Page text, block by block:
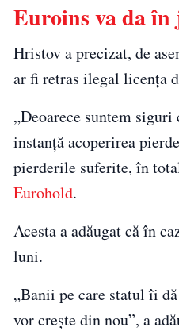
Euroins va da în
Hristov a precizat, de
ar fi retras ilegal licența
„Deoarece suntem
instanță acoperirea
pierderile suferite, în
Eurohold.
Acesta a adăugat că în
luni.
„Banii pe care statul îi
vor crește din nou”, a